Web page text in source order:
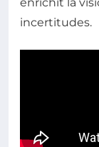
incertitudes.